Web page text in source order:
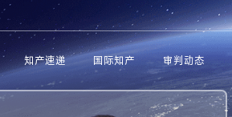
知产速递 国际知产 审判动态